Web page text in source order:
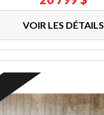
VOIR LES DÉTAILS